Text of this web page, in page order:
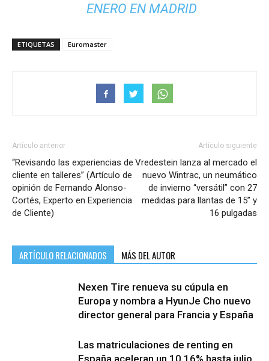
ENERO EN MADRID
ETIQUETAS Euromaster
Artículo anterior
“Revisando las experiencias de
cliente en talleres” (Artículo de
opinión de Fernando Alonso-
Cortés, Experto en Experiencia
de Cliente)
Artículo siguiente
Vredestein lanza al mercado el
nuevo Wintrac, un neumático
de invierno “versátil” con 27
medidas para llantas de 15” y
16 pulgadas
ARTÍCULO RELACIONADOS MÁS DEL AUTOR
Nexen Tire renueva su cúpula en
Europa y nombra a HyunJe Cho nuevo
director general para Francia y España
Las matriculaciones de renting en
España aceleran un 10,16% hasta julio